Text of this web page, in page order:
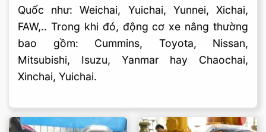
Quốc như: Weichai, Yuichai, Yunnei, Xichai,
FAW,.. Trong khi đó, động cơ xe nâng thường
bao gồm: Cummins, Toyota, Nissan,
Mitsubishi, Isuzu, Yanmar hay Chaochai,
Xinchai, Yuichai.